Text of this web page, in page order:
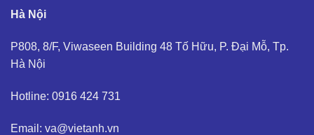
Hà Nội
P808, 8/F, Viwaseen Building 48 Tố Hữu, P. Đại Mỗ, Tp.
Hà Nội
Hotline: 0916 424 731
Email: va@vietanh.vn